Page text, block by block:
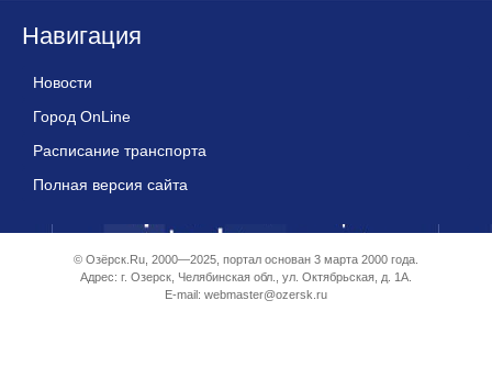
Навигация
Новости
Город OnLine
Расписание транспорта
Полная версия сайта
© Озёрск.Ru, 2000—2025, портал основан 3 марта 2000 года.
Адрес: г. Озерск, Челябинская обл., ул. Октябрьская, д. 1А.
E-mail: webmaster@ozersk.ru